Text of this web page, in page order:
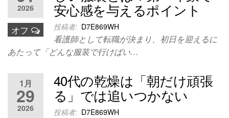
2026
オフ
安心感を与えるポイント
投稿者: D7E869WH
看護師として転職が決まり、初日を迎えるに
あたって「どんな服装で行けばい…
1月
29
2026
40代の乾燥は「朝だけ頑張
る」では追いつかない
投稿者: D7E869WH